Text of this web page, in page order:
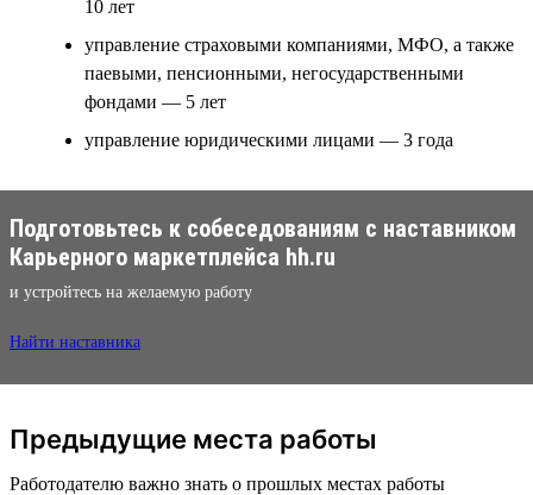
10 лет
управление страховыми компаниями, МФО, а также
паевыми, пенсионными, негосударственными
фондами — 5 лет
управление юридическими лицами — 3 года
Подготовьтесь к собеседованиям с наставником
Карьерного маркетплейса hh.ru
и устройтесь на желаемую работу
Найти наставника
Предыдущие места работы
Работодателю важно знать о прошлых местах работы